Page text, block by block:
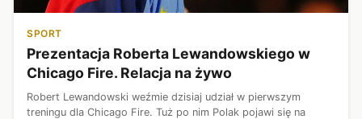
SPORT
Prezentacja Roberta Lewandowskiego w
Chicago Fire. Relacja na żywo
Robert Lewandowski weźmie dzisiaj udział w pierwszym
treningu dla Chicago Fire. Tuż po nim Polak pojawi się na